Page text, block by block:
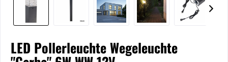
LED Pollerleuchte Wegeleuchte